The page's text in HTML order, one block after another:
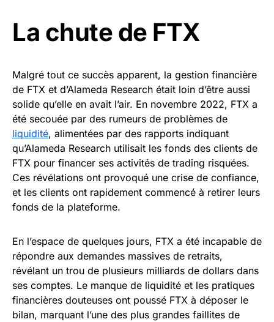
La chute de FTX
Malgré tout ce succès apparent, la gestion financière
de FTX et d’Alameda Research était loin d’être aussi
solide qu’elle en avait l’air. En novembre 2022, FTX a
été secouée par des rumeurs de problèmes de
liquidité, alimentées par des rapports indiquant
qu’Alameda Research utilisait les fonds des clients de
FTX pour financer ses activités de trading risquées.
Ces révélations ont provoqué une crise de confiance,
et les clients ont rapidement commencé à retirer leurs
fonds de la plateforme.
En l’espace de quelques jours, FTX a été incapable de
répondre aux demandes massives de retraits,
révélant un trou de plusieurs milliards de dollars dans
ses comptes. Le manque de liquidité et les pratiques
financières douteuses ont poussé FTX à déposer le
bilan, marquant l’une des plus grandes faillites de